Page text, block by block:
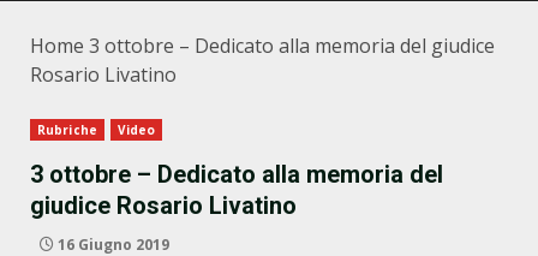
Home 3 ottobre – Dedicato alla memoria del giudice
Rosario Livatino
Rubriche Video
3 ottobre – Dedicato alla memoria del
giudice Rosario Livatino
16 Giugno 2019